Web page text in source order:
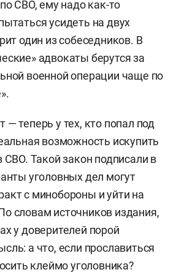
СВО, ему надо как-то
усидеть на двух
один из собеседников. В
адвокаты берутся за
военной операции чаще по
теперь у тех, кто попал под
возможность искупить
СВО. Такой закон подписали в
уголовных дел могут
с минобороны и уйти на
словам источников издания,
у доверителей порой
а что, если прославиться
клеймо уголовника?